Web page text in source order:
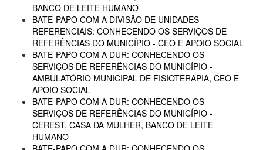
BANCO DE LEITE HUMANO
BATE-PAPO COM A DIVISÃO DE UNIDADES
REFERENCIAIS: CONHECENDO OS SERVIÇOS DE
REFERÊNCIAS DO MUNICÍPIO - CEO E APOIO SOCIAL
BATE-PAPO COM A DUR: CONHECENDO OS
SERVIÇOS DE REFERÊNCIAS DO MUNICÍPIO -
AMBULATÓRIO MUNICIPAL DE FISIOTERAPIA, CEO E
APOIO SOCIAL
BATE-PAPO COM A DUR: CONHECENDO OS
SERVIÇOS DE REFERÊNCIAS DO MUNICÍPIO -
CEREST, CASA DA MULHER, BANCO DE LEITE
HUMANO